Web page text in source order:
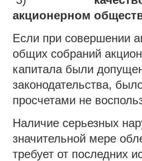
акционерном
Если при совершении
общих собраний
капитала были
законодательства,
просчетами не
Наличие серьезных
значительной мере
требует от последних